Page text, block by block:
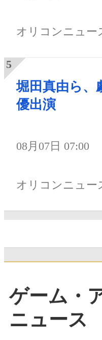
オリコンニュー
堀田真由ら、
優出演
08月07日 07:00
オリコンニュー
ゲーム・
ニュース